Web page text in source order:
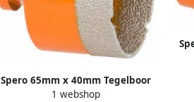
Spero 65mm x 40mm Tegelboor
Xtreme met Opruimfunctie Nat &
1 webshop